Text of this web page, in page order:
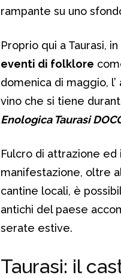
rampante su uno
Proprio qui a Taurasi,
eventi di folklore
domenica di maggio, l’
vino che si tiene
Enologica Taurasi
Fulcro di attrazione
manifestazione, oltre
cantine locali, è
antichi del paese
serate estive.
Taurasi: il